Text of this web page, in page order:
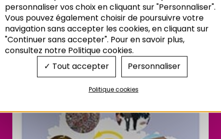
Recherche
personnaliser vos choix en cliquant sur "Personnaliser".
Vous pouvez également choisir de poursuivre votre
navigation sans accepter les cookies, en cliquant sur
"Continuer sans accepter". Pour en savoir plus,
consultez notre Politique cookies.
Tout accepter
Personnaliser
Politique cookies